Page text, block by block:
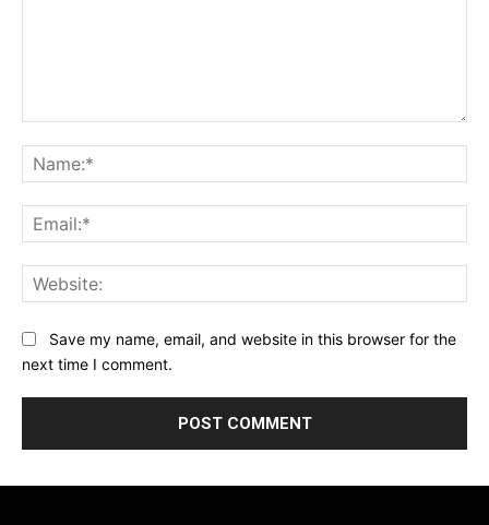
Save my name, email, and website in this browser for the
next time I comment.